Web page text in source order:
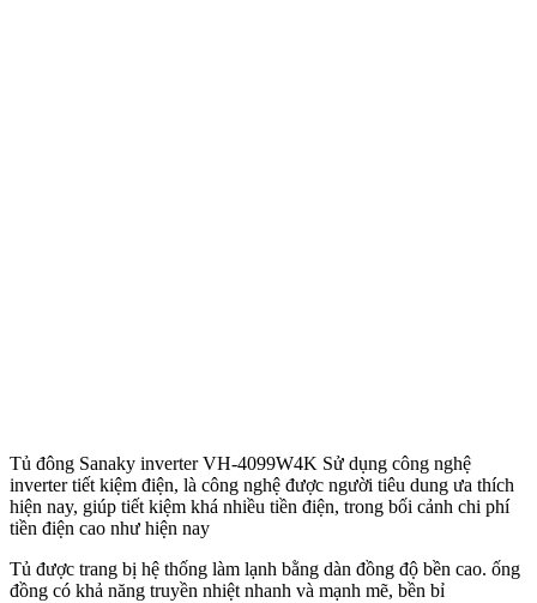
Tủ đông Sanaky inverter VH-4099W4K Sử dụng công nghệ
inverter tiết kiệm điện, là công nghệ được người tiêu dung ưa thích
hiện nay, giúp tiết kiệm khá nhiều tiền điện, trong bối cảnh chi phí
tiền điện cao như hiện nay
Tủ được trang bị hệ thống làm lạnh bằng dàn đồng độ bền cao. ống
đồng có khả năng truyền nhiệt nhanh và mạnh mẽ, bền bỉ